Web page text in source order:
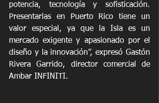
potencia, tecnología y sofisticación.
Presentarlas en Puerto Rico tiene un
valor especial, ya que la Isla es un
mercado exigente y apasionado por el
diseño y la innovación”, expresó Gastón
Rivera Garrido, director comercial de
Ambar INFINITI.